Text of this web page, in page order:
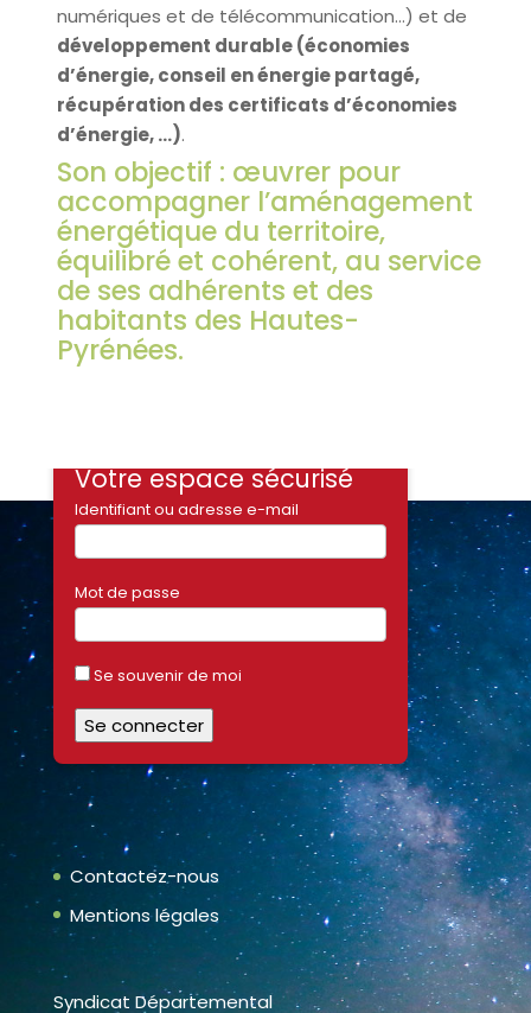
numériques et de télécommunication…) et de
développement durable (économies
d’énergie, conseil en énergie partagé,
récupération des certificats d’économies
d’énergie, …).
Son objectif : œuvrer pour
accompagner l’aménagement
énergétique du territoire,
équilibré et cohérent, au service
de ses adhérents et des
habitants des Hautes-
Pyrénées.
Votre espace sécurisé
Identifiant ou adresse e-mail
Mot de passe
Se souvenir de moi
Contactez-nous
Mentions légales
Syndicat Départemental